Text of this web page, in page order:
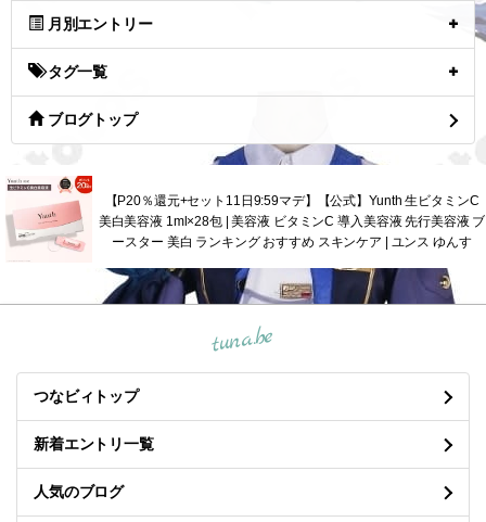
月別エントリー
タグ一覧
ブログトップ
【P20％還元+セット11日9:59マデ】【公式】Yunth 生ビタミンC
美白美容液 1ml×28包 | 美容液 ビタミンC 導入美容液 先行美容液 ブ
ースター 美白 ランキング おすすめ スキンケア | ユンス ゆんす
tuna.be
つなビィトップ
新着エントリ一覧
人気のブログ